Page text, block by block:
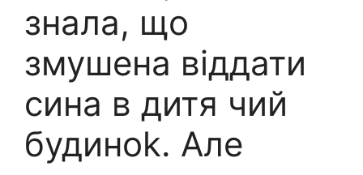
знала, що
змушена віддати
сина в дитя чий
будиноk. Але